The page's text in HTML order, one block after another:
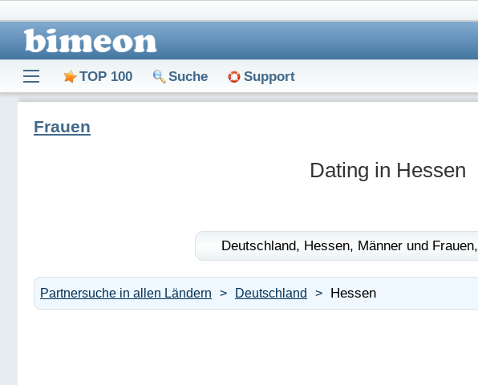
TOP 100 Suche Support
Dating in Hessen
Frauen
Deutschland, Hessen, Männer und Frauen,
Partnersuche in allen Ländern Deutschland Hessen